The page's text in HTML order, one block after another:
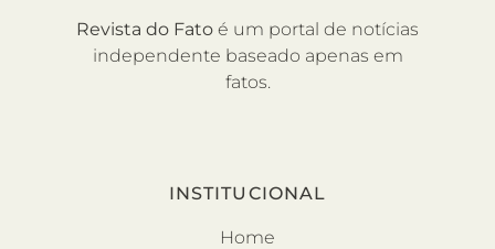
Revista do Fato é um portal de notícias
independente baseado apenas em
fatos.
INSTITUCIONAL
Home